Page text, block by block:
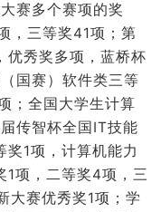
赛多个赛项的奖
，三等奖41项；第
优秀奖多项，蓝桥杯
国赛）软件类三等
；全国大学生计算
传智杯全国IT技能
奖1项，计算机能力
1项，二等奖4项，三
大赛优秀奖1项；学